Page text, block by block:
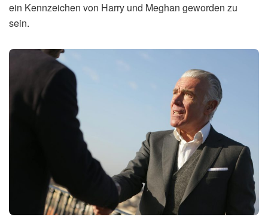
ein Kennzeichen von Harry und Meghan geworden zu
sein.